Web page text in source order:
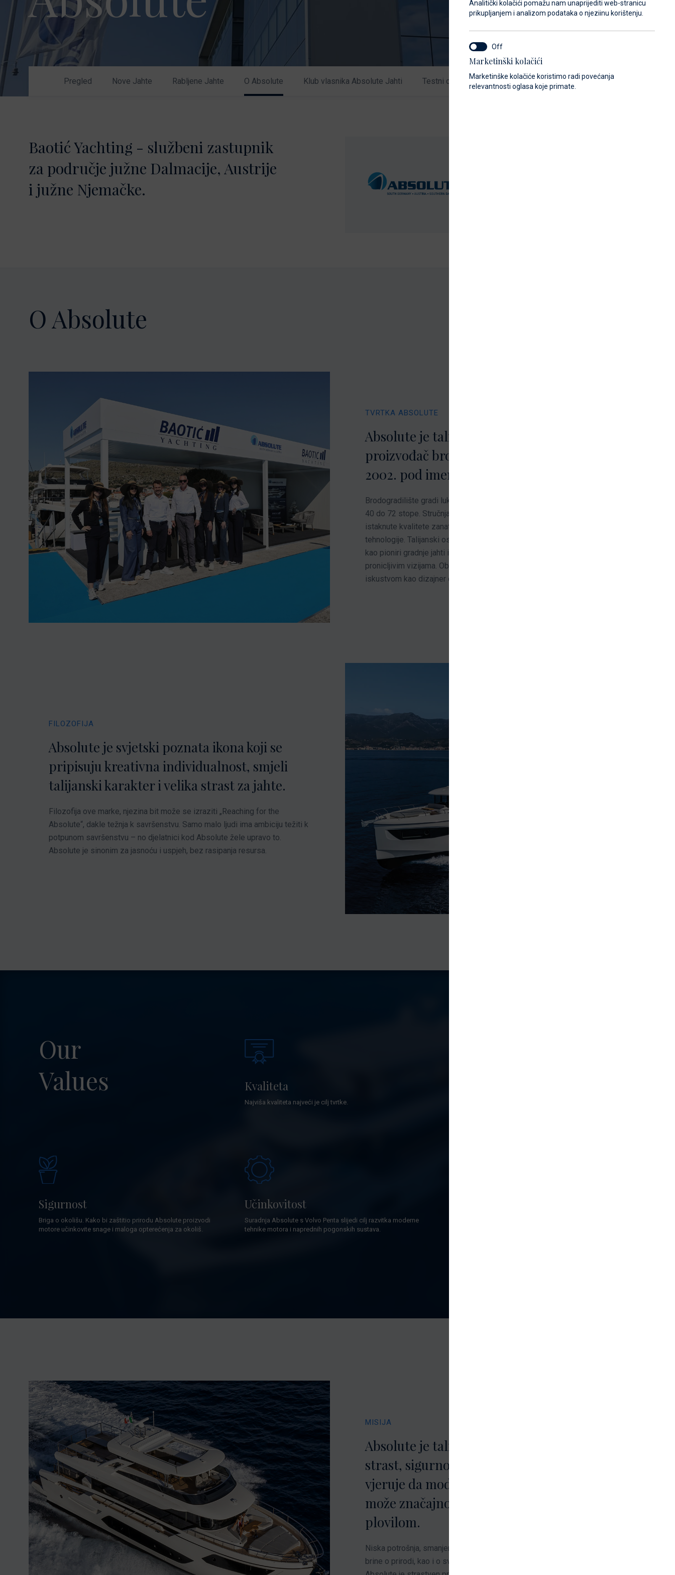
Vez 2.0
Nikhen Yachts
3d Tender
Pregled Nove Jahte Rabljene Jahte O Absolute Klub vlasnika Absolute Jahti Testni centar
Baotić Yachting - službeni zastupnik
za područje južne Dalmacije, Austrije
i južne Njemačke.
O Absolute
TVRTKA ABSOLUTE
Absolute je talijanski, širom svijeta ugledni
proizvođač brodica, koji je na tržištu od
2002. pod imenom S.p.A. (d.o.o.).
Brodogradilište gradi luksuzne jahte modela Fly, Sport i Navetta, duljine od
40 do 72 stope. Stručnjaci iz branše cijene ovoga proizvođača zbog
istaknute kvalitete zanatskog rada i korištenja najmodernije brodske
tehnologije. Talijanski osnivači Absolute, Marcello Bè i Sergio Maggi, slove
kao pioniri gradnje jahti i uvjerljivi su sa svojim inovativnim idejama i
pronicljivim vizijama. Obogaćuju tvrtku Absolute s dugogodišnjim
iskustvom kao dizajner odnosno logističar kod marke brodice Gobbi.
FILOZOFIJA
Absolute je svjetski poznata ikona koji se
pripisuju kreativna individualnost, smjeli
talijanski karakter i velika strast za jahte.
Filozofija ove marke, njezina bit može se izraziti „Reaching for the
Absolute“, dakle težnja k savršenstvu. Samo malo ljudi ima ambiciju težiti k
potpunom savršenstvu – no djelatnici kod Absolute žele upravo to.
Absolute je sinonim za jasnoću i uspjeh, bez rasipanja resursa.
Our
Values
Kvaliteta
Najviša kvaliteta najveći je cilj tvrtke.
Sigurnost
Briga o okolišu. Kako bi zaštitio prirodu Absolute proizvodi
motore učinkovite snage i maloga opterećenja za okoliš.
Učinkovitost
Suradnja Absolute s Volvo Penta slijedi cilj razvitka moderne
tehnike motora i naprednih pogonskih sustava.
MISIJA
Absolute je talijanski brend koji simbolizira
strast, sigurnost i očuvanje mora. Absolute
vjeruje da moderna tehnologija na jahtama
može značajno olakšati upravljanje
plovilom.
Niska potrošnja, smanjene emisije i minimalna buka dokaz su da Absolute
brine o prirodi, kao i o svojim vlasnicima.
Analitički kolačići pomažu nam unaprijediti web-stranicu
prikupljanjem i analizom podataka o njeziinu korištenju.
Marketinški kolačići
Marketinške kolačiće koristimo radi povećanja
relevantnosti oglasa koje primate.